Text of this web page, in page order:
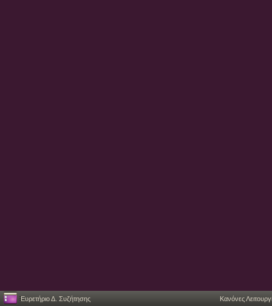
Ευρετήριο Δ. Συζήτησης Κανόνες